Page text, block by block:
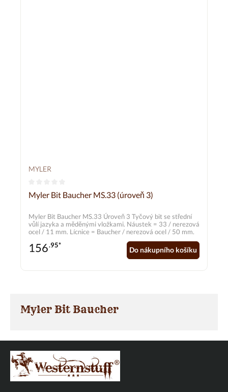
MYLER
Průměrné hodnocení 0 z 5 hvězd
Myler Bit Baucher MS.33 (úroveň 3)
Myler Bit Baucher MS.33 Úroveň 3 Tyčový bit se střední
vůlí jazyka a měděnými vložkami. Náustek = 33 / nerezová
ocel / 11 mm. Lícnice = Baucher / nerezová ocel / 50 mm.
156.95*
Do nákupního košíku
Myler Bit Baucher